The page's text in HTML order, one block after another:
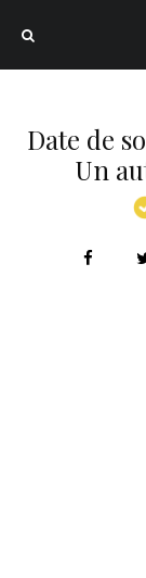
Date de
Un